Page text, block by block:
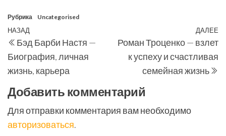
Рубрика Uncategorised
Навигация
по
записям
Предыдущая
запись
НАЗАД
Бэд Барби Настя —
Биография, личная
жизнь, карьера
ДАЛЕЕ
Роман Троценко — взлет
к успеху и счастливая
семейная жизнь
Добавить комментарий
Для отправки комментария вам необходимо
авторизоваться.